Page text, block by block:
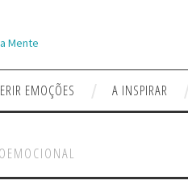
EMOÇÕES A INSPIRAR